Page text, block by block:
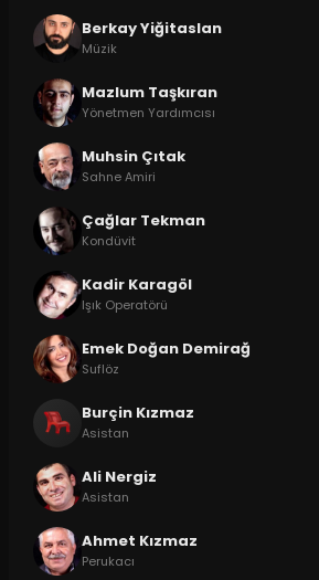
Berkay Yiğitaslan
Müzik
Mazlum Taşkıran
Yönetmen Yardımcısı
Muhsin Çıtak
Sahne Amiri
Çağlar Tekman
Kondüvit
Kadir Karagöl
Işık Operatörü
Emek Doğan Demirağ
Suflöz
Burçin Kızmaz
Asistan
Ali Nergiz
Asistan
Ahmet Kızmaz
Perukacı